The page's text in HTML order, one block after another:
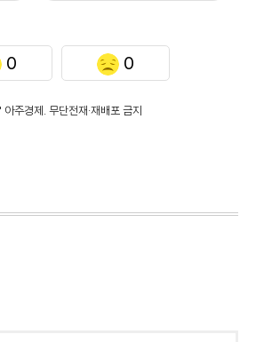
0 0
주경제. 무단전재·재배포 금지